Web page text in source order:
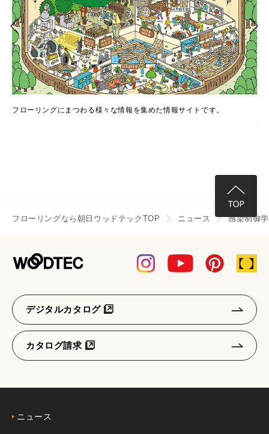
フローリングにまつわる様々な情報を集めた情報サイトです。
フローリングなら朝日ウッドテックTOP ニュース 感染制御
デジタルカタログ
カタログ請求
ニュース